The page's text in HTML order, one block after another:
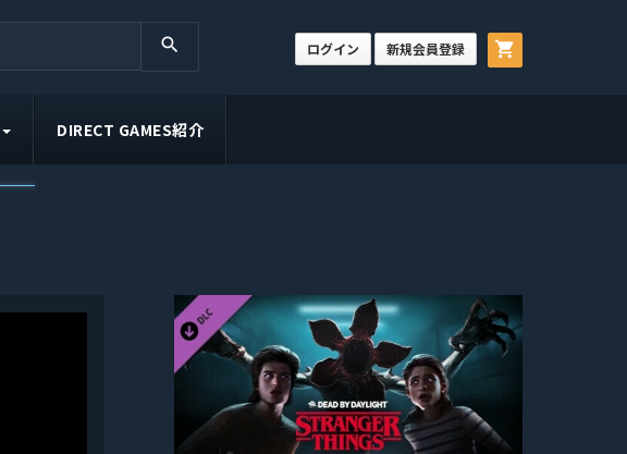
search shopping_cart
ログイン 新規会員登録
DIRECT GAMES紹介